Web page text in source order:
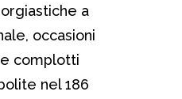
a
occasioni
complotti
nel 186